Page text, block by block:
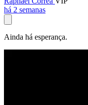
há 2 semanas
Ainda há esperança.